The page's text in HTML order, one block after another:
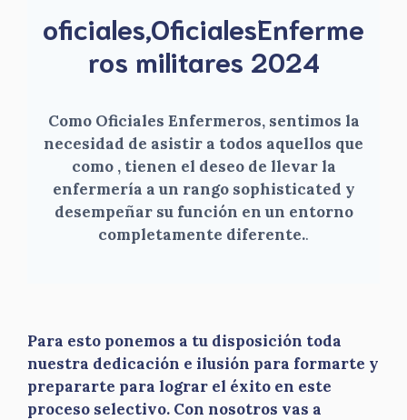
oficiales,OficialesEnferme
ros militares 2024
Como Oficiales Enfermeros, sentimos la
necesidad de asistir a todos aquellos que
como , tienen el deseo de llevar la
enfermería a un rango sophisticated y
desempeñar su función en un entorno
completamente diferente..
Para esto ponemos a tu disposición toda
nuestra dedicación e ilusión para formarte y
prepararte para lograr el éxito en este
proceso selectivo. Con nosotros vas a